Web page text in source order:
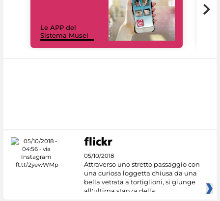
Le APP del
Sistema Musei
05/10/2018
Attraverso uno stretto passaggio con
una curiosa loggetta chiusa da una
bella vetrata a tortiglioni, si giunge
all'ultima stanza della